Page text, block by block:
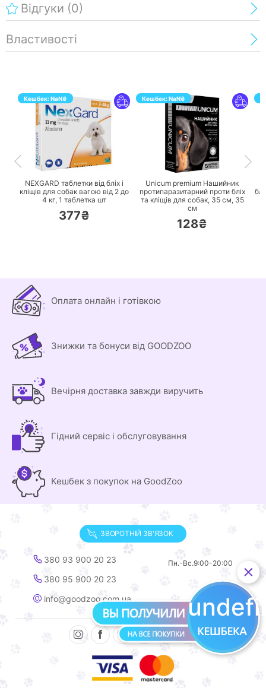
Відгуки (0)
Властивості
Кешбек:NaN₴
ПЕРЕЙТИ
NEXGARD таблетки від бліх і
кліщів для собак вагою від 2 до
4 кг, 1 таблетка шт
377₴
Кешбек:NaN₴
ПЕРЕЙТИ
Unicum premium Нашийник
протипаразитарний проти бліх
та кліщів для собак, 35 см, 35
см
128₴
Оплата онлайн і готівкою
Знижки та бонуси від GOODZOO
Вечірня доставка завжди виручить
Гідний сервіс і обслуговування
Кешбек з покупок на GoodZoo
ЗВОРОТНІЙ ЗВ'ЯЗОК
380 93 900 20 23
380 95 900 20 23
info@goodzoo.com.ua
Пн.-Вс.9:00-20:00